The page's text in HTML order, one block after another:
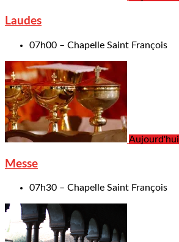
Laudes
07h00 – Chapelle Saint François
Aujourd'hui
Messe
07h30 – Chapelle Saint François